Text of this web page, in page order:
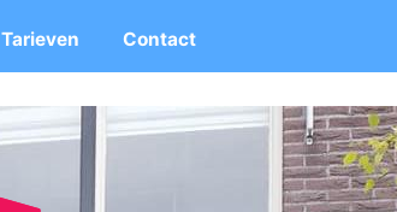
Tarieven Contact